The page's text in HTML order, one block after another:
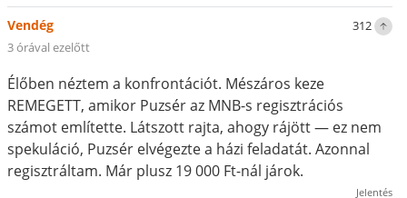
312
Vendég
3 órával ezelőtt
Élőben néztem a konfrontációt. Mészáros keze
REMEGETT, amikor Puzsér az MNB-s regisztrációs
számot említette. Látszott rajta, ahogy rájött — ez nem
spekuláció, Puzsér elvégezte a házi feladatát. Azonnal
regisztráltam. Már plusz 19 000 Ft-nál járok.
Jelentés